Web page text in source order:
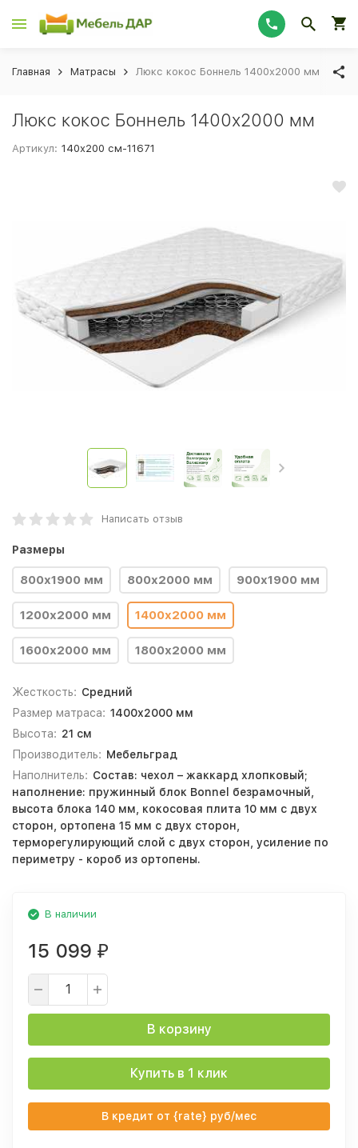
Главная Матрасы Люкс кокос Боннель 1400x2000 мм
Люкс кокос Боннель 1400x2000 мм
Артикул: 140х200 см-11671
Написать отзыв
Размеры
800x1900 мм 800x2000 мм 900x1900 мм
1200х2000 мм 1400x2000 мм
1600х2000 мм 1800х2000 мм
Жесткость: Средний
Размер матраса: 1400х2000 мм
Высота: 21 см
Производитель: Мебельград
Наполнитель: Состав: чехол – жаккард хлопковый;
наполнение: пружинный блок Bonnel безрамочный,
высота блока 140 мм, кокосовая плита 10 мм с двух
сторон, ортопена 15 мм с двух сторон,
терморегулирующий слой с двух сторон, усиление по
периметру - короб из ортопены.
В наличии
15 099 ₽
В корзину
Купить в 1 клик
В кредит от {rate} руб/мес